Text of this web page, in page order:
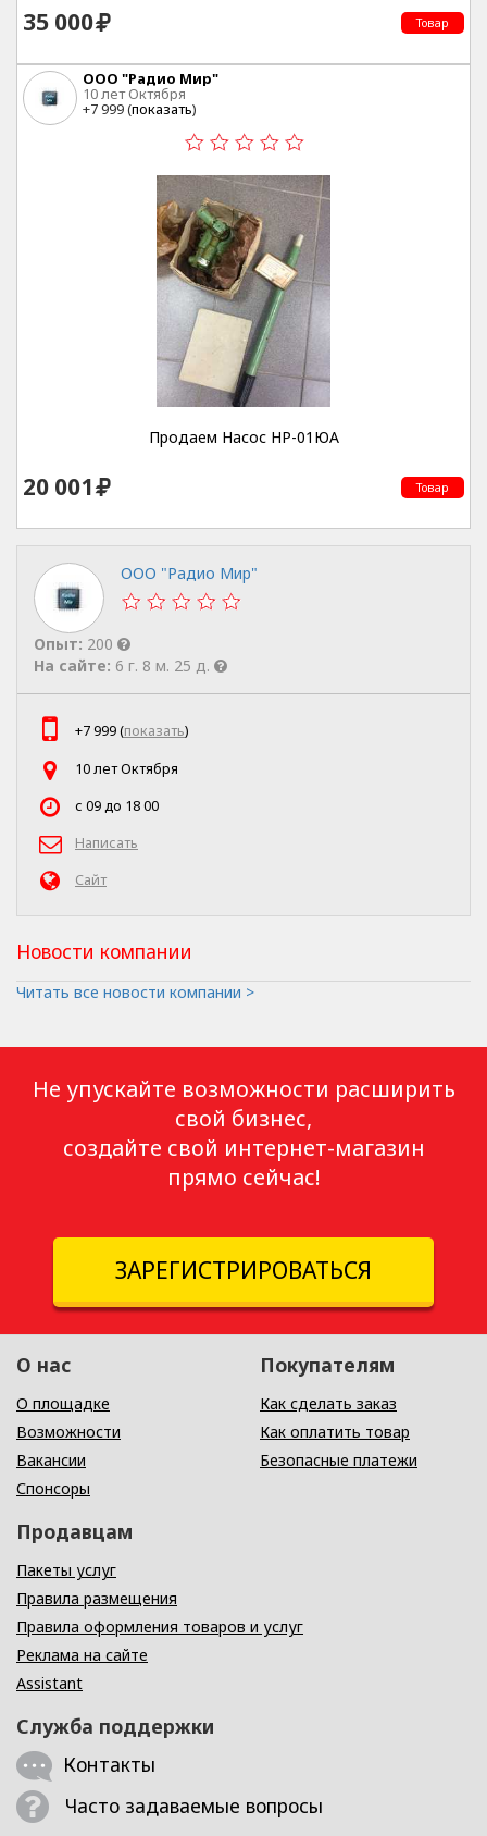
35 000 Товар
ООО "Радио Мир"
10 лет Октября
+7 999 (показать)
Продаем Насос НР-01ЮА
20 001 Товар
ООО "Радио Мир"
Опыт: 200
На сайте: 6 г. 8 м. 25 д.
+7 999 (показать)
10 лет Октября
с 09 до 18 00
Написать
Сайт
Новости компании
Читать все новости компании >
Не упускайте возможности расширить
свой бизнес,
создайте свой интернет-магазин
прямо сейчас!
ЗАРЕГИСТРИРОВАТЬСЯ
О нас
О площадке
Возможности
Вакансии
Спонсоры
Покупателям
Как сделать заказ
Как оплатить товар
Безопасные платежи
Продавцам
Пакеты услуг
Правила размещения
Правила оформления товаров и услуг
Реклама на сайте
Assistant
Служба поддержки
Контакты
Часто задаваемые вопросы